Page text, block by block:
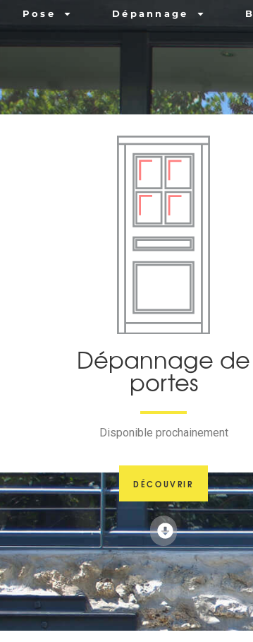
Pose Dépannage
Dépannage de
portes
Disponible prochainement
DÉCOUVRIR